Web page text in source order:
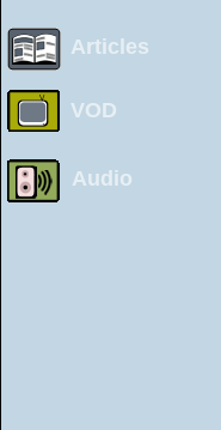
Articles
VOD
Audio